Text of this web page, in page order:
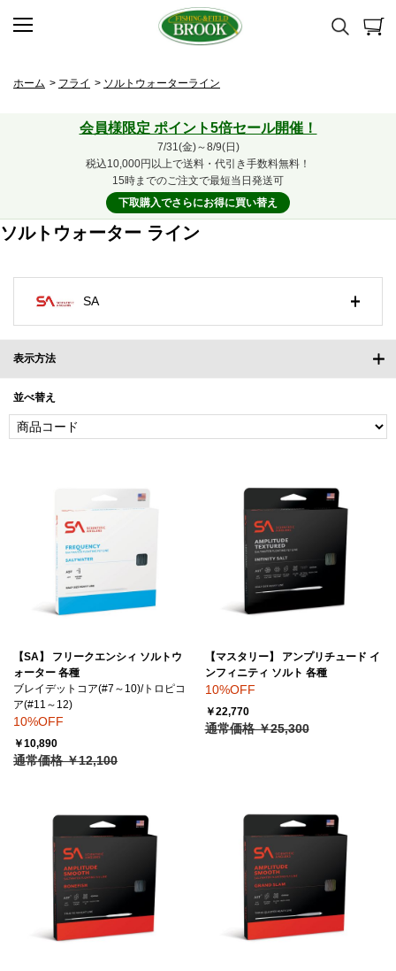
ホーム > フライ > ソルトウォーターライン
会員様限定 ポイント5倍セール開催！
7/31(金)～8/9(日)
税込10,000円以上で送料・代引き手数料無料！
15時までのご注文で最短当日発送可
下取購入でさらにお得に買い替え
ソルトウォーター ライン
SA
表示方法
並べ替え
【SA】 フリークエンシィ ソルトウ
ォーター 各種
ブレイデットコア(#7～10)/トロピコ
ア(#11～12)
10%OFF
￥10,890
通常価格 ￥12,100
【マスタリー】 アンプリチュード イ
ンフィニティ ソルト 各種
10%OFF
￥22,770
通常価格 ￥25,300